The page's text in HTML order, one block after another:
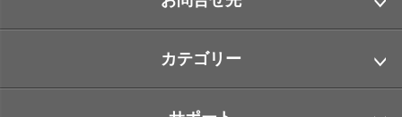
カテゴリー